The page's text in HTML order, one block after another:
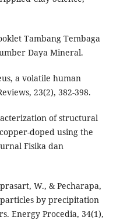
Tambang Tembaga
Daya Mineral.
a volatile human
23(2), 382-398.
of structural
doped using the
Fisika dan
W., & Pecharapa,
by precipitation
Energy Procedia, 34(1),